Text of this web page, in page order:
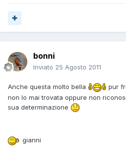
bonni
Inviato 25 Agosto 2011
Anche questa molto bella
pur
non lo mai trovata oppure non
sua determinazione
gianni